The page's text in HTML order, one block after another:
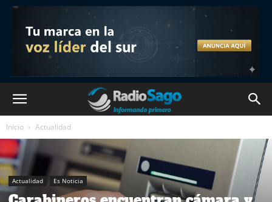
Inicio Actualidad
Actualidad Es Noticia